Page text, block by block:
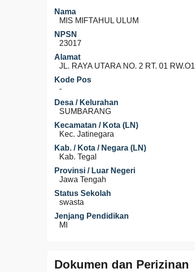
Nama
MIS MIFTAHUL ULUM
NPSN
23017
Alamat
JL. RAYA UTARA NO. 2 RT. 01 RW.O1
Kode Pos
-
Desa / Kelurahan
SUMBARANG
Kecamatan / Kota (LN)
Kec. Jatinegara
Kab. / Kota / Negara (LN)
Kab. Tegal
Provinsi / Luar Negeri
Jawa Tengah
Status Sekolah
swasta
Jenjang Pendidikan
MI
Dokumen dan Perizinan